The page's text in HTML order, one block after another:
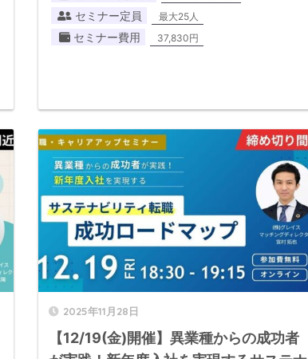
セミナー定員 最大25人
セミナー費用 37,830円
2025年11月28日
【12/19(金)開催】異業種からの成功者